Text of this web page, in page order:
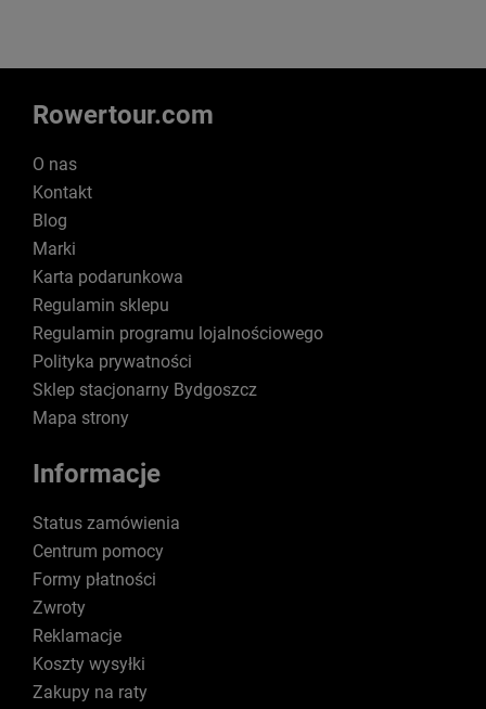
Rowertour.com
O nas
Kontakt
Blog
Marki
Karta podarunkowa
Regulamin sklepu
Regulamin programu lojalnościowego
Polityka prywatności
Sklep stacjonarny Bydgoszcz
Mapa strony
Informacje
Status zamówienia
Centrum pomocy
Formy płatności
Zwroty
Reklamacje
Koszty wysyłki
Zakupy na raty